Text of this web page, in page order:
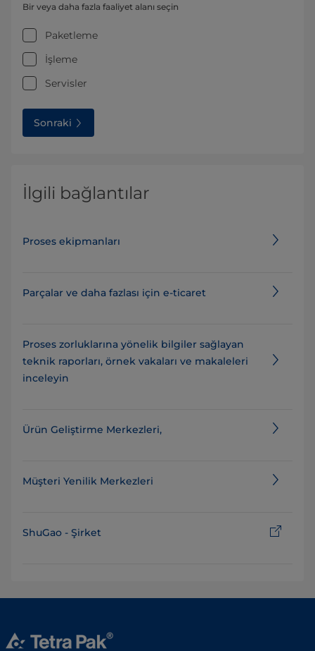
Bir veya daha fazla faaliyet alanı seçin
Paketleme
İşleme
Servisler
Sonraki
İlgili bağlantılar
Proses ekipmanları
Parçalar ve daha fazlası için e-ticaret
Proses zorluklarına yönelik bilgiler sağlayan
teknik raporları, örnek vakaları ve makaleleri
inceleyin
Ürün Geliştirme Merkezleri,
Müşteri Yenilik Merkezleri
ShuGao - Şirket